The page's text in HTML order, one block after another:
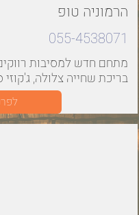
הרמוניה טופ
055-4538071
מתחם חדש למסיבות
בריכת שחייה צלולה,